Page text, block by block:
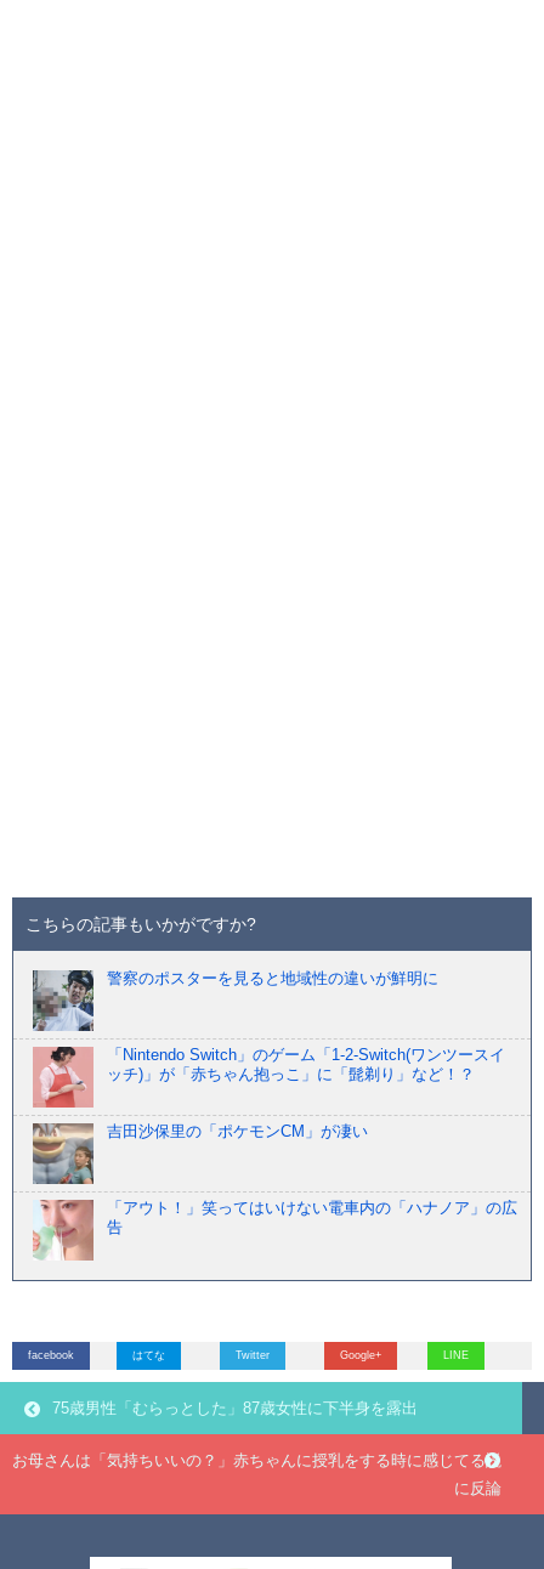
こちらの記事もいかがですか?
警察のポスターを見ると地域性の違いが鮮明に
「Nintendo Switch」のゲーム「1-2-Switch(ワンツースイ
ッチ)」が「赤ちゃん抱っこ」に「髭剃り」など！？
吉田沙保里の「ポケモンCM」が凄い
「アウト！」笑ってはいけない電車内の「ハナノア」の広
告
facebook はてな Twitter Google+ LINE
75歳男性「むらっとした」87歳女性に下半身を露出
お母さんは「気持ちいいの？」赤ちゃんに授乳をする時に感じてる説
に反論